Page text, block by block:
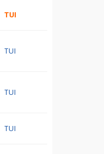
TUI
TUI
TUI
TUI